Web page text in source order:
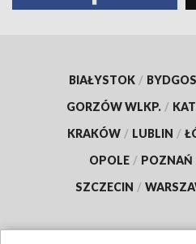
BIAŁYSTOK /
GORZÓW WLKP. /
KRAKÓW / LUBLIN /
OPOLE / POZNAŃ
SZCZECIN /